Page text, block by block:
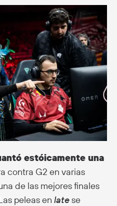
estóicamente una
contra G2 en varias
de las mejores finales
peleas en latese